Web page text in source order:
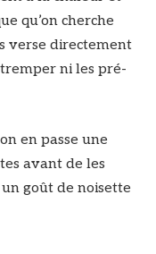
qu’on cherche
verse directement
ni les pré-
en passe une
avant de les
goût de noisette